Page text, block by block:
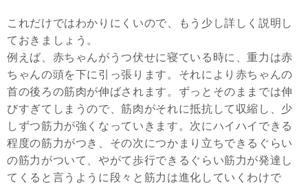
これだけではわかりにくいので、もう少し詳しく説明し
ておきましょう。
例えば、赤ちゃんがうつ伏せに寝ている時に、重力は赤
ちゃんの頭を下に引っ張ります。それにより赤ちゃんの
首の後ろの筋肉が伸ばされます。ずっとそのままでは伸
びすぎてしまうので、筋肉がそれに抵抗して収縮し、少
しずつ筋力が強くなっていきます。次にハイハイできる
程度の筋力がつき、その次につかまり立ちできるぐらい
の筋力がついて、やがて歩行できるぐらい筋力が発達し
てくると言うように段々と筋力は進化していくわけで